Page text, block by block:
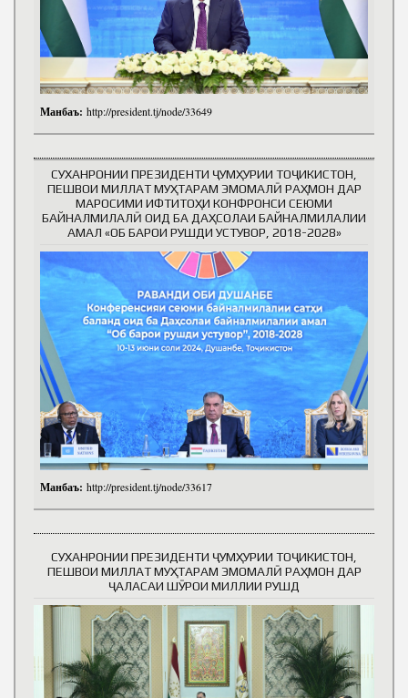
Манбаъ: http://president.tj/node/33649
СУХАНРОНИИ ПРЕЗИДЕНТИ ҶУМҲУРИИ ТОҶИКИСТОН,
ПЕШВОИ МИЛЛАТ МУҲТАРАМ ЭМОМАЛӢ РАҲМОН ДАР
МАРОСИМИ ИФТИТОҲИ КОНФРОНСИ СЕЮМИ
БАЙНАЛМИЛАЛӢ ОИД БА ДАҲСОЛАИ БАЙНАЛМИЛАЛИИ
АМАЛ «ОБ БАРОИ РУШДИ УСТУВОР, 2018-2028»
Манбаъ: http://president.tj/node/33617
СУХАНРОНИИ ПРЕЗИДЕНТИ ҶУМҲУРИИ ТОҶИКИСТОН,
ПЕШВОИ МИЛЛАТ МУҲТАРАМ ЭМОМАЛӢ РАҲМОН ДАР
ҶАЛАСАИ ШӮРОИ МИЛЛИИ РУШД